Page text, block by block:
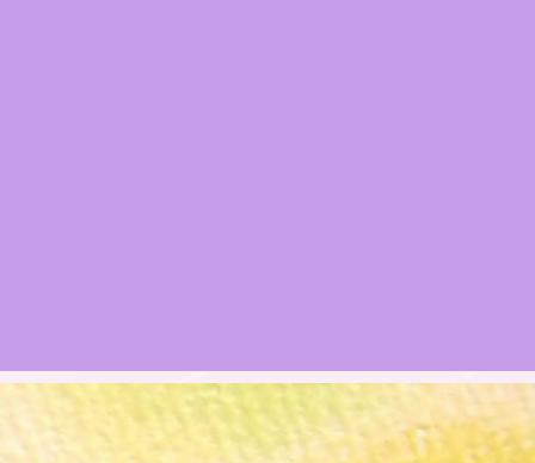
公式ウェブサイト『Botanical Study』